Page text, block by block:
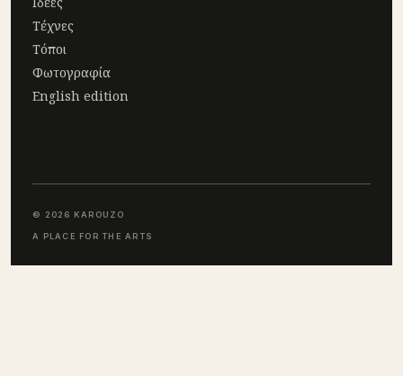
Τέχνες
Τόποι
Φωτογραφία
English edition
© 2026 KAROUZO
A PLACE FOR THE ARTS